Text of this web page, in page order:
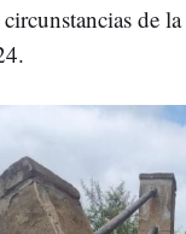
de la